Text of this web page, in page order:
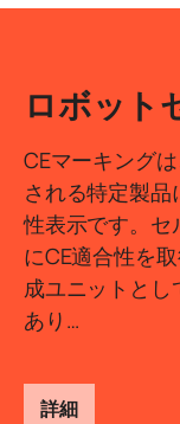
ロボット
CEマーキング
される特定製
性表示です。セ
にCE適合性を
成ユニットとし
あり…
詳細